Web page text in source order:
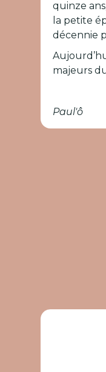
quinze
la petite
décennie
majeurs
Paul'ô